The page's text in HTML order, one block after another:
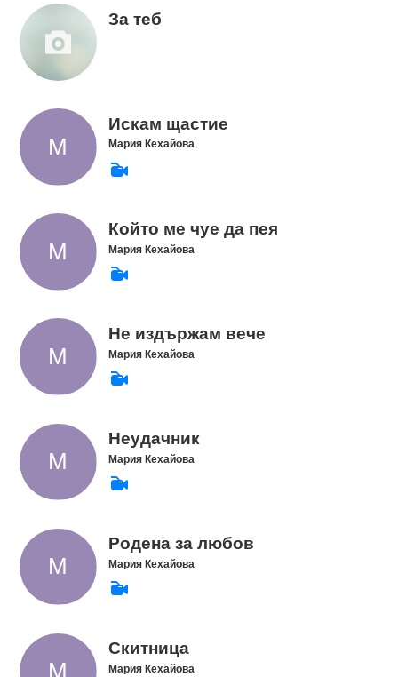
За теб
Искам щастие
Мария Кехайова
Който ме чуе да пея
Мария Кехайова
Не издържам вече
Мария Кехайова
Неудачник
Мария Кехайова
Родена за любов
Мария Кехайова
Скитница
Мария Кехайова